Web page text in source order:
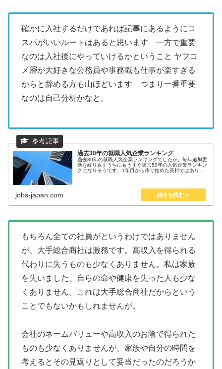
確かに入社するだけであれば記事にあるようにコ
スパがいいルートはあると思います 一方で重要
なのは入社後にやっていけるかということ ヤフコ
メ層が大好きな公務員や事務職も仕事が楽すぎる
からと辞める方も山ほどいます つまり一番重要
なのは自己分析かなと。
過去30年の就職人気企業ランキング
過去30年の就職人気企業ランキングでしたが、毎年追加更
新を繰り返すうちにもうすぐ過去50年の人気企業ランキン
グになりそうです。1年目から作り始めた資料ではありま
jobs-japan.com
もちろん全ての社員がというわけではありません
が、大手総合商社は激務です。高収入を得られる
代わりに失うものも少なくありません。私は家族
を失いました。自らの命や健康を失った人も少な
くありません。これは大手総合商社だからという
ことでもないかもしれませんが。
会社のネームバリューや高収入のお陰で得られた
ものも少なくありませんが、家族や自分の時間を
考えるとその見返りとして妥当だったのだろうか